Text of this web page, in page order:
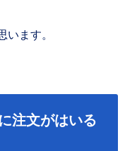
ます。
注文がはいる